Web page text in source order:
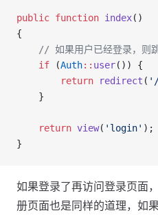
public function index()
{
// 如果用户已经登录，则
    if
(Auth:: user()) {
        return
redirect (
    }
    return
view( 'login' );
}
如果登录了再访问登录页面
册页面也是同样的道理，如